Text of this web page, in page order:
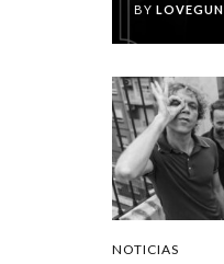
BY LOVEGUN
NOTICIAS